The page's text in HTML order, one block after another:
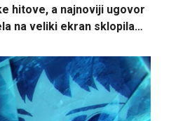
hitove, a najnoviji ugovor
na veliki ekran sklopila…